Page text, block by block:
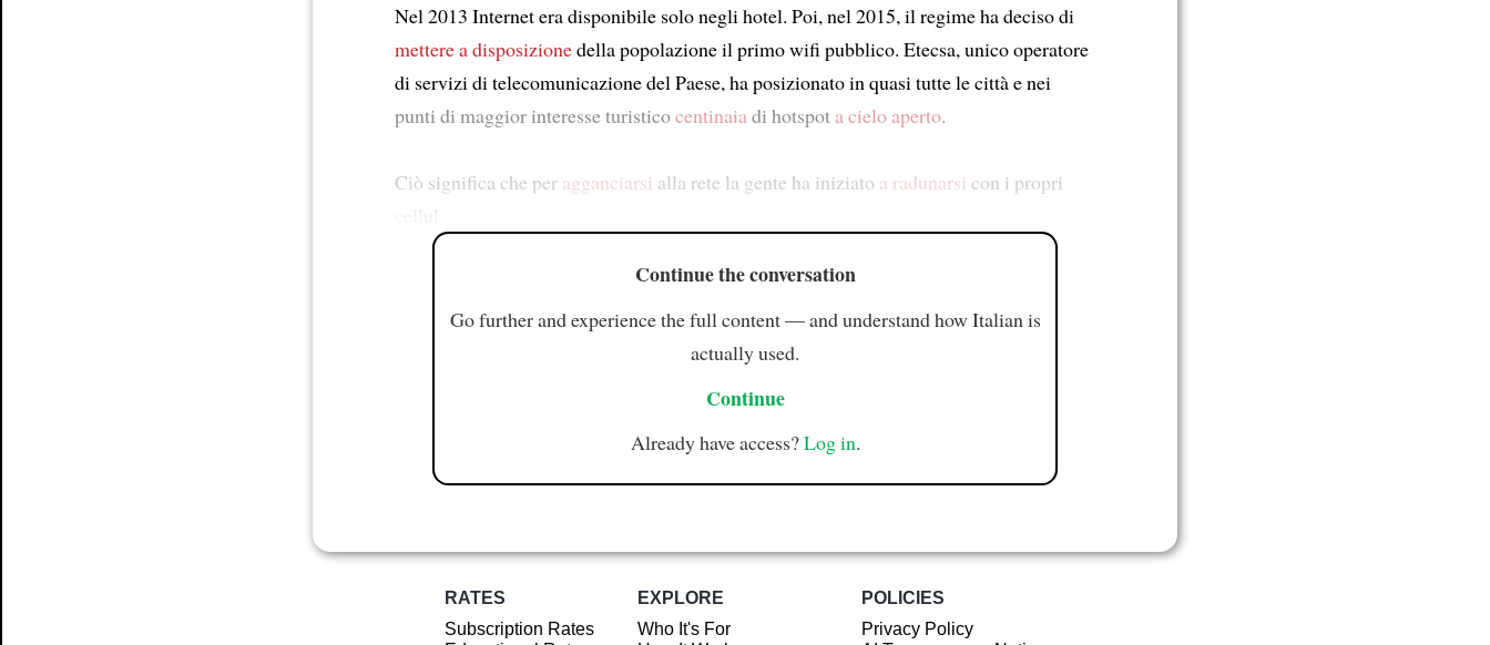
Nel 2013 Internet era disponibile solo negli hotel. Poi, nel 2015, il regime ha deciso di
mettere a disposizionedella popolazione il primo wifi pubblico. Etecsa, unico operatore
di servizi di telecomunicazione del Paese, ha posizionato in quasi tutte le città e nei
punti di maggior interesse turisticocentinaia di hotspota cielo aperto.
Ciò significa che per agganciarsi alla rete la gente ha iniziato a radunarsi con i propri
Continue the conversation
Go further and experience the full content — and understand how Italian is
actually used.
Continue
Already have access?Log in.
RATES
Subscription Rates
EXPLORE
Who It's For
POLICIES
Privacy Policy